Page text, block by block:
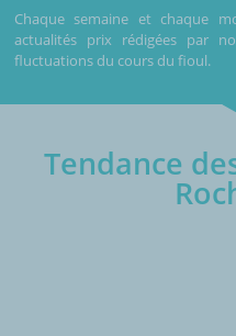
Chaque semaine et chaque
actualités prix rédigées par
fluctuations du cours du fioul.
Tendance